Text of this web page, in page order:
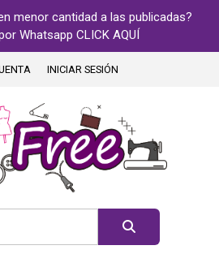
menor cantidad a las publicadas?
Whatsapp CLICK AQUÍ
INICIAR SESIÓN